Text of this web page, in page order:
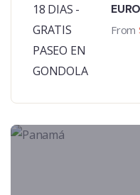
From